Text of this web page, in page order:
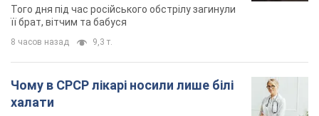
Того дня під час російського обстрілу загинули
її брат, вітчим та бабуся
8 часов назад 9,3 т.
Чому в СРСР лікарі носили лише білі
халати